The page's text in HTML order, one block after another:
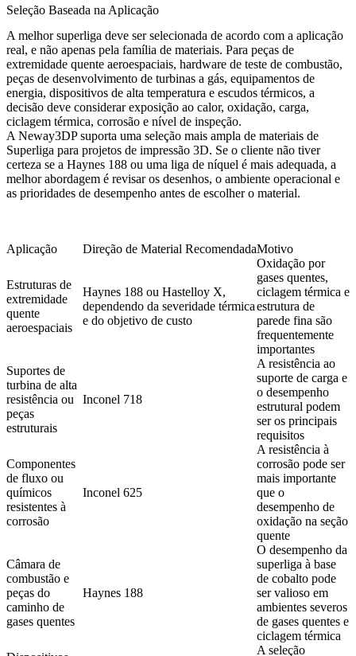
Seleção Baseada na Aplicação
A melhor superliga deve ser selecionada de acordo com a aplicação
real, e não apenas pela família de materiais. Para peças de
extremidade quente aeroespaciais, hardware de teste de combustão,
peças de desenvolvimento de turbinas a gás, equipamentos de
energia, dispositivos de alta temperatura e escudos térmicos, a
decisão deve considerar exposição ao calor, oxidação, carga,
ciclagem térmica, corrosão e nível de inspeção.
A Neway3DP suporta uma seleção mais ampla de materiais de
Superliga para projetos de impressão 3D. Se o cliente não tiver
certeza se a Haynes 188 ou uma liga de níquel é mais adequada, a
melhor abordagem é revisar os desenhos, o ambiente operacional e
as prioridades de desempenho antes de escolher o material.
Aplicação Direção de Material RecomendadaMotivo
Estruturas de
extremidade
quente
aeroespaciais
Haynes 188 ou Hastelloy X,
dependendo da severidade térmica
e do objetivo de custo
Oxidação por
gases quentes,
ciclagem térmica e
estrutura de
parede fina são
frequentemente
importantes
Suportes de
turbina de alta
resistência ou
peças
estruturais
Inconel 718
A resistência ao
suporte de carga e
o desempenho
estrutural podem
ser os principais
requisitos
Componentes
de fluxo ou
químicos
resistentes à
corrosão
Inconel 625
A resistência à
corrosão pode ser
mais importante
que o
desempenho de
oxidação na seção
quente
Câmara de
combustão e
peças do
caminho de
gases quentes
Haynes 188
O desempenho da
superliga à base
de cobalto pode
ser valioso em
ambientes severos
de gases quentes e
ciclagem térmica
A seleção